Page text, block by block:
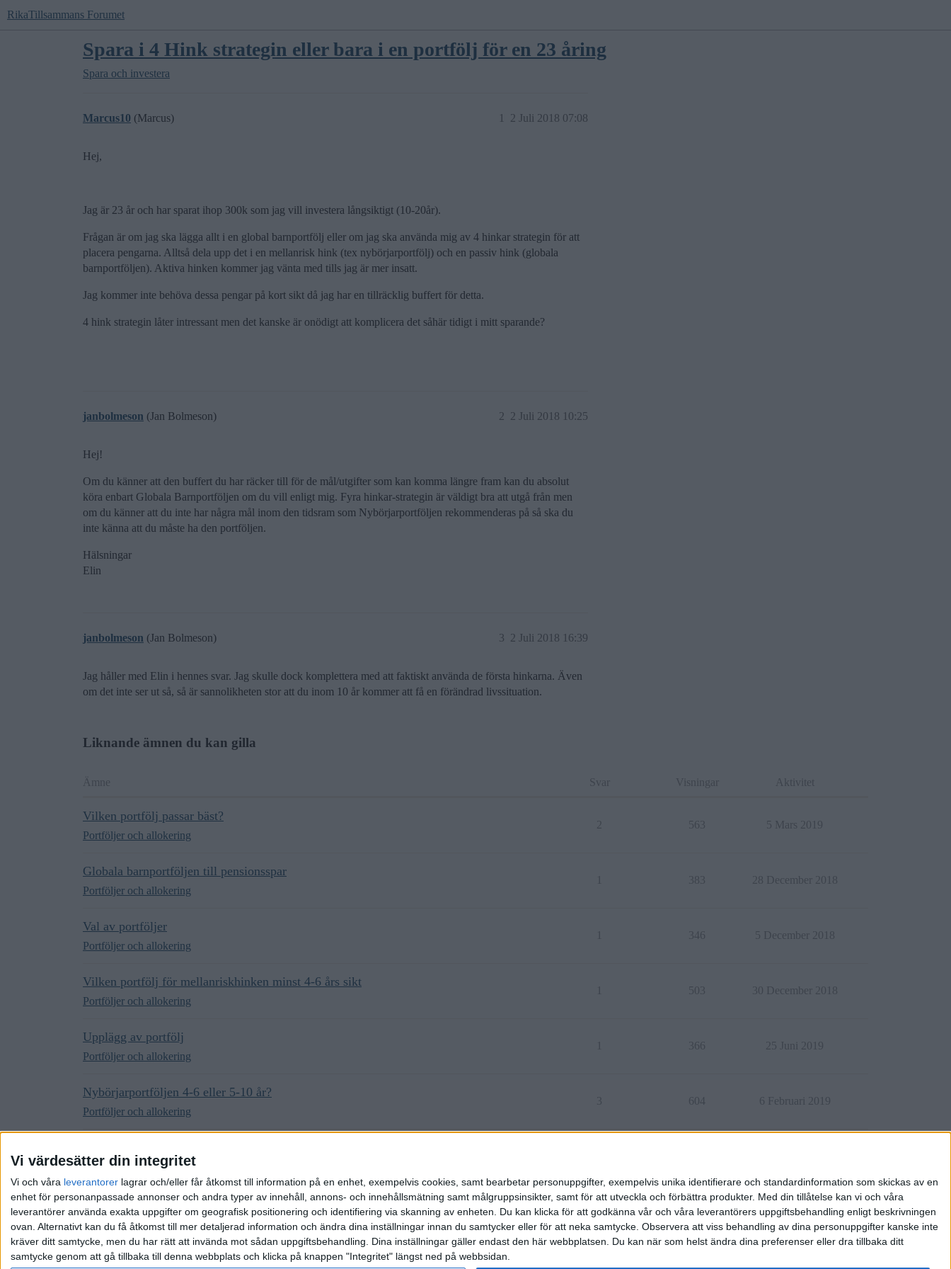
Vi värdesätter din integritet
Vi och våra leverantorer lagrar och/eller får åtkomst till information på en enhet, exempelvis cookies, samt bearbetar personuppgifter, exempelvis unika identifierare och standardinformation som skickas av en
enhet för personanpassade annonser och andra typer av innehåll, annons- och innehållsmätning samt målgruppsinsikter, samt för att utveckla och förbättra produkter. Med din tillåtelse kan vi och våra
leverantörer använda exakta uppgifter om geografisk positionering och identifiering via skanning av enheten. Du kan klicka för att godkänna vår och våra leverantörers uppgiftsbehandling enligt beskrivningen
ovan. Alternativt kan du få åtkomst till mer detaljerad information och ändra dina inställningar innan du samtycker eller för att neka samtycke. Observera att viss behandling av dina personuppgifter kanske inte
kräver ditt samtycke, men du har rätt att invända mot sådan uppgiftsbehandling. Dina inställningar gäller endast den här webbplatsen. Du kan när som helst ändra dina preferenser eller dra tillbaka ditt
samtycke genom att gå tillbaka till denna webbplats och klicka på knappen "Integritet" längst ned på webbsidan.
RikaTillsammans Forumet
Spara i 4 Hink strategin eller bara i en portfölj för en 23 åring
Spara och investera
Marcus10 (Marcus) 2 Juli 2018 07:08
1
Hej,
Jag är 23 år och har sparat ihop 300k som jag vill investera långsiktigt (10-20år).
Frågan är om jag ska lägga allt i en global barnportfölj eller om jag ska använda mig av 4 hinkar strategin för att
placera pengarna. Alltså dela upp det i en mellanrisk hink (tex nybörjarportfölj) och en passiv hink (globala
barnportföljen). Aktiva hinken kommer jag vänta med tills jag är mer insatt.
Jag kommer inte behöva dessa pengar på kort sikt då jag har en tillräcklig buffert för detta.
4 hink strategin låter intressant men det kanske är onödigt att komplicera det såhär tidigt i mitt sparande?
janbolmeson (Jan Bolmeson) 2 Juli 2018 10:25
2
Hej!
Om du känner att den buffert du har räcker till för de mål/utgifter som kan komma längre fram kan du absolut
köra enbart Globala Barnportföljen om du vill enligt mig. Fyra hinkar-strategin är väldigt bra att utgå från men
om du känner att du inte har några mål inom den tidsram som Nybörjarportföljen rekommenderas på så ska du
inte känna att du måste ha den portföljen.
Hälsningar
Elin
janbolmeson (Jan Bolmeson) 2 Juli 2018 16:39
3
Jag håller med Elin i hennes svar. Jag skulle dock komplettera med att faktiskt använda de första hinkarna. Även
om det inte ser ut så, så är sannolikheten stor att du inom 10 år kommer att få en förändrad livssituation.
Liknande ämnen du kan gilla
Ämne Svar Visningar Aktivitet
Vilken portfölj passar bäst?
Portföljer och allokering
563 5 Mars 2019
Globala barnportföljen till pensionsspar
Portföljer och allokering
383 28 December 2018
Val av portföljer
Portföljer och allokering
346 5 December 2018
Vilken portfölj för mellanriskhinken minst 4-6 års sikt
Portföljer och allokering
503 30 December 2018
Upplägg av portfölj
Portföljer och allokering
366 25 Juni 2019
Nybörjarportföljen 4-6 eller 5-10 år?
Portföljer och allokering
3 604 6 Februari 2019
Portföljer och allokering
Hem Kategorier Riktlinjer Villkor Integritetspolicy